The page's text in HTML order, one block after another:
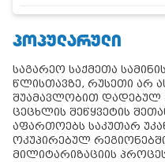
ᲞᲝᲞᲣᲚᲐᲠᲣᲚᲘ
საგარეო საქმეთა
წლისთავზე, რუსეთი არ
შუამავლობით დადებულ
ცეცხლის შეწყვეტის
აფართოებს საკუთარ
ოკუპირებულ
მილიტარიზაციის